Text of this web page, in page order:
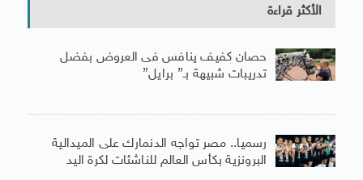
الأكثر قراءة
حصان كفيف ينافس فى العروض بفضل
تدريبات شبيهة بـ” برايل”
رسميا.. مصر تواجه الدنمارك على الميدالية
البرونزية بكأس العالم للناشئات لكرة اليد